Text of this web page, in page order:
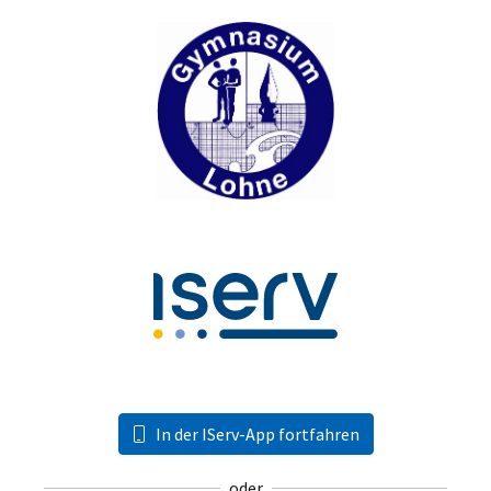
In der IServ-App fortfahren